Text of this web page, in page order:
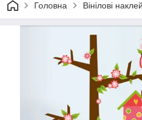
Головна Вінілові